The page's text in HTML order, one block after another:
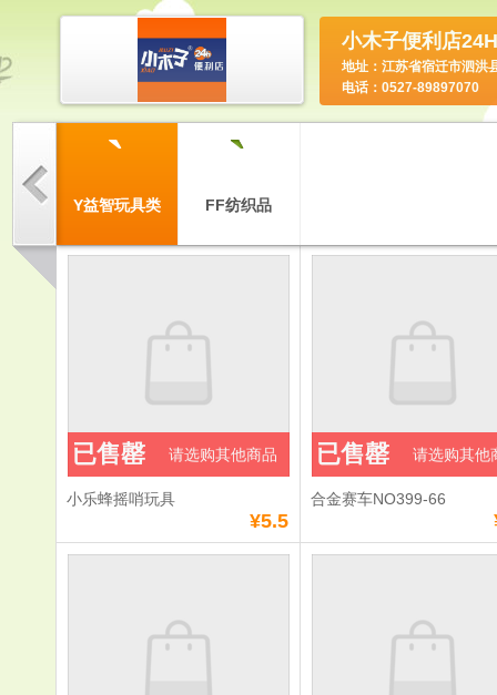
小木子便利店
地址：江苏省宿迁市泗洪
电话：0527-89897070
`
Y益智玩具类
`
FF纺织品
小乐蜂摇哨玩具
¥5.5
已售罄 请选购其他商品
合金赛车NO399-66
已售罄 请选购其他